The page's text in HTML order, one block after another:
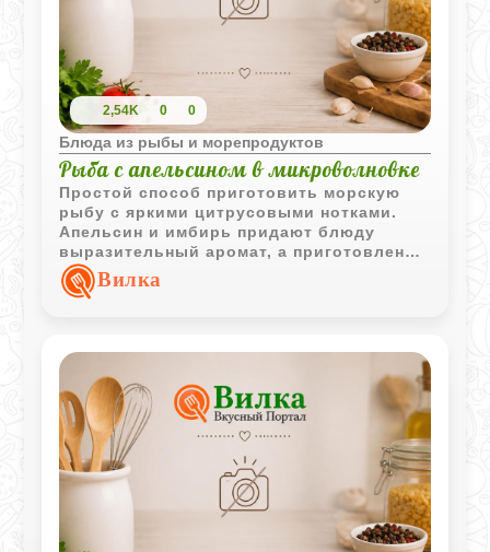
2,54K 0 0
Блюда из рыбы и морепродуктов
Рыба с апельсином в микроволновке
Простой способ приготовить морскую
рыбу с яркими цитрусовыми нотками.
Апельсин и имбирь придают блюду
выразительный аромат, а приготовление
занимает всего несколько минут.
Вилка